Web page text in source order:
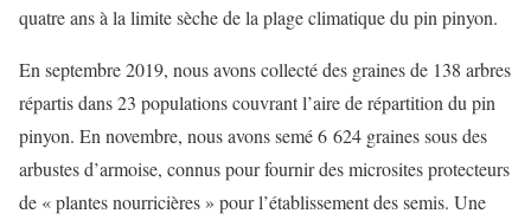
quatre ans à la limite sèche de la plage climatique du pin pinyon.
En septembre 2019, nous avons collecté des graines de 138 arbres
répartis dans 23 populations couvrant l’aire de répartition du pin
pinyon. En novembre, nous avons semé 6 624 graines sous des
arbustes d’armoise, connus pour fournir des microsites protecteurs
de « plantes nourricières » pour l’établissement des semis. Une